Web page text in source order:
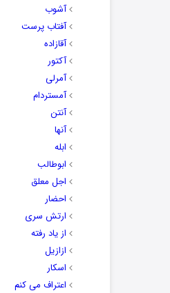
آشوب
آفتاب پرست
آقازاده
آکتور
آمرلی
آمستردام
آنتن
آنها
ابله
ابوطالب
اجل معلق
احضار
ارتش سری
از یاد رفته
ازازیل
اسکار
اعتراف می کنم